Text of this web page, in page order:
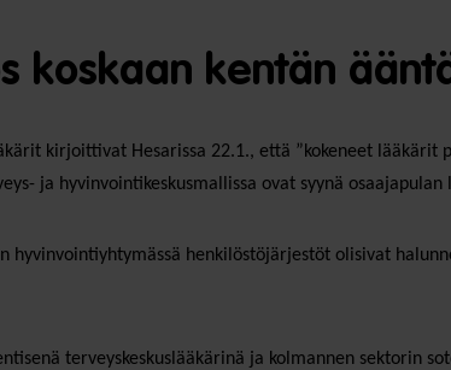
koskaan kentän
kirjoittivat Hesarissa 22.1., että ”kokeneet lääkärit
ja hyvinvointikeskusmallissa ovat syynä
hyvinvointiyhtymässä henkilöstöjärjestöt olisivat
terveyskeskuslääkärinä ja kolmannen sektorin